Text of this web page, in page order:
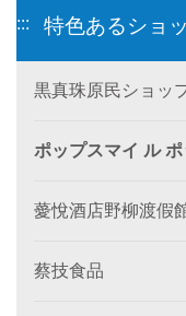
::: 特色あるショ
黒真珠原民ショッ
ポップスマイ ル
薆悅酒店野柳渡假
蔡技食品